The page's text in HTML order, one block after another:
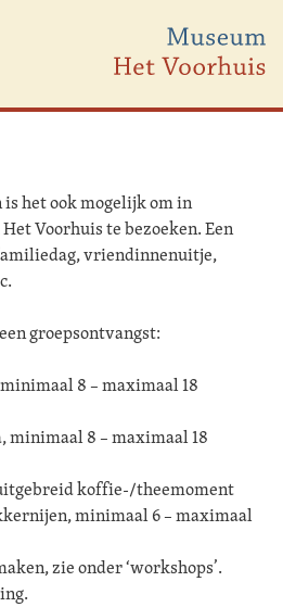
het ook mogelijk om in
Voorhuis te bezoeken. Een
vriendinnenuitje,
groepsontvangst:
8 – maximaal 18
minimaal 8 – maximaal 18
koffie-/theemoment
minimaal 6 – maximaal
zie onder ‘workshops’.